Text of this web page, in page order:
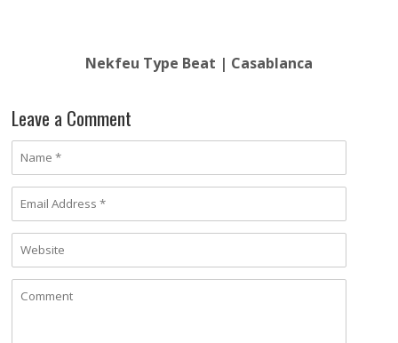
Nekfeu Type Beat | Casablanca
Leave a Comment